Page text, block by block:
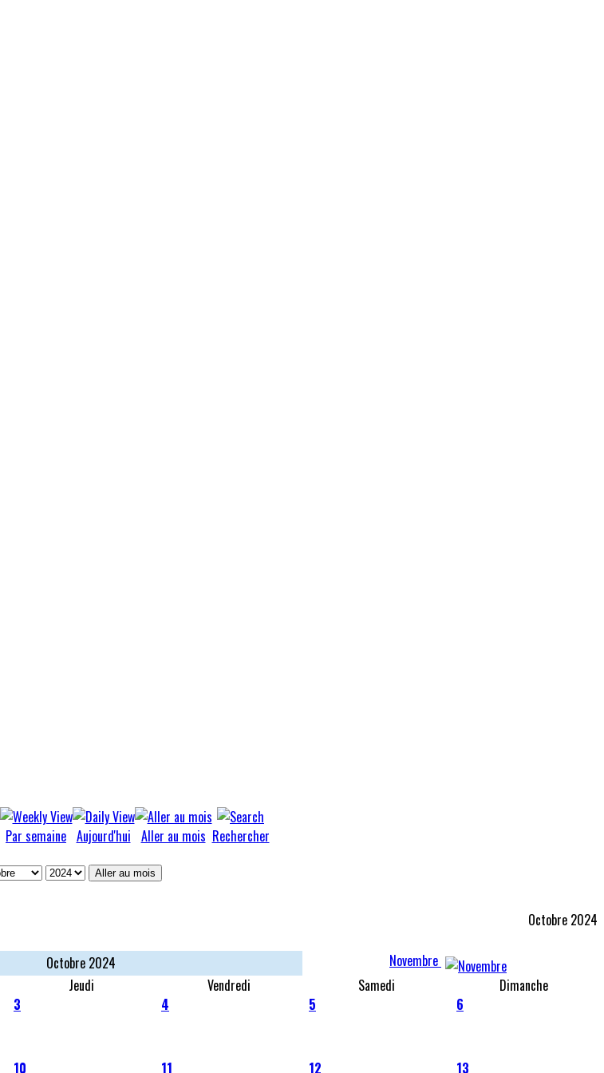
Par semaine Aujourd'hui Aller au mois Rechercher
Aller au mois
Octobre 2024
Octobre 2024
Novembre
Jeudi Vendredi Samedi
Dimanche
3 4 5 6
10 11 12 13